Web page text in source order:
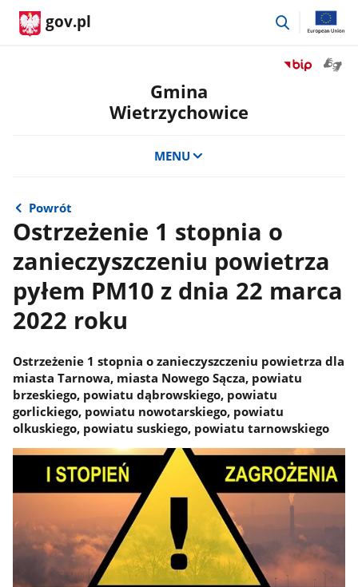
gov.pl
przejdź
Przejdź
Gmina
Wietrzychowice
MENU
Powrót
Ostrzeżenie 1 stopnia o
zanieczyszczeniu powietrza
pyłem PM10 z dnia 22 marca
2022 roku
Ostrzeżenie 1 stopnia o zanieczyszczeniu powietrza dla
miasta Tarnowa, miasta Nowego Sącza, powiatu
brzeskiego, powiatu dąbrowskiego, powiatu
gorlickiego, powiatu nowotarskiego, powiatu
olkuskiego, powiatu suskiego, powiatu tarnowskiego